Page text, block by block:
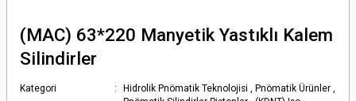
(MAC) 63*220 Manyetik Yastıklı Kalem
Silindirler
Kategori Hidrolik Pnömatik Teknolojisi , Pnömatik Ürünler ,